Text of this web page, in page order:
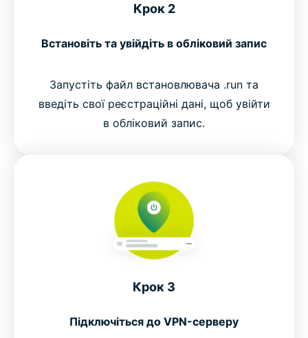
Крок 2
Встановіть та увійдіть в обліковий запис
Запустіть файл встановлювача .run та
введіть свої реєстраційні дані, щоб увійти
в обліковий запис.
Крок 3
Підключіться до VPN-серверу